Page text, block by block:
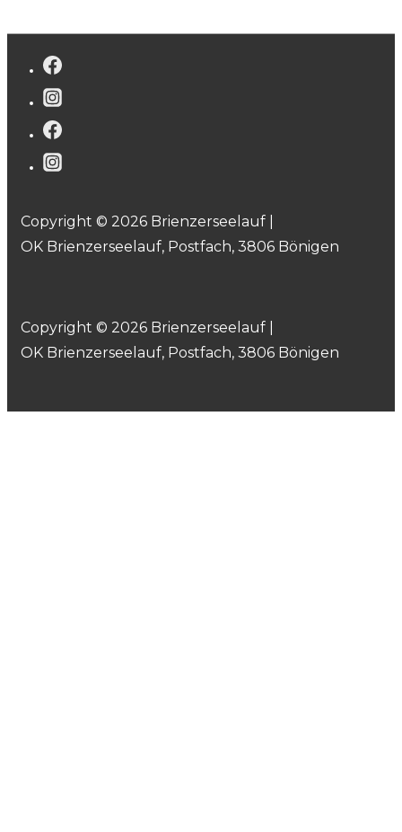
Copyright © 2026 Brienzerseelauf |
OK Brienzerseelauf, Postfach, 3806 Bönigen
Copyright © 2026 Brienzerseelauf |
OK Brienzerseelauf, Postfach, 3806 Bönigen